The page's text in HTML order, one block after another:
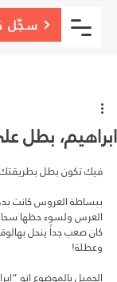
سجّل
ابراهيم، بطل
فيك تكون بطل
ببساطة العروس كانت
العرس ولسوء حظها
كان صعب جداً ينحل
وعطلة!